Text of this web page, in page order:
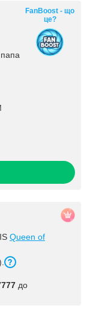
FanBoost - що
це?
Queen of
до